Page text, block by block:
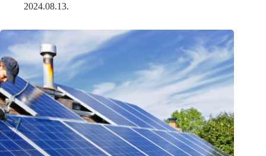
2024.08.13.